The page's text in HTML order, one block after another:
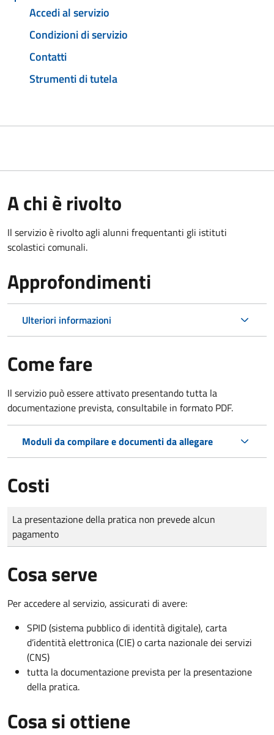
Accedi al servizio
Condizioni di servizio
Contatti
Strumenti di tutela
A chi è rivolto
Il servizio è rivolto agli alunni frequentanti gli istituti
scolastici comunali.
Approfondimenti
Ulteriori informazioni
Come fare
Il servizio può essere attivato presentando tutta la
documentazione prevista, consultabile in formato PDF.
Moduli da compilare e documenti da allegare
Costi
Tipo di pagamento
Importo
La presentazione della pratica non prevede alcun
pagamento
Cosa serve
Per accedere al servizio, assicurati di avere:
SPID (sistema pubblico di identità digitale), carta
d’identità elettronica (CIE) o carta nazionale dei servizi
(CNS)
tutta la documentazione prevista per la presentazione
della pratica.
Cosa si ottiene